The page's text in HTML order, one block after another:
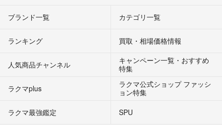
ブランド一覧 カテゴリ一覧
ランキング 買取・相場価格情報
人気商品チャンネル
キャンペーン一覧・おすすめ
特集
ラクマplus
ラクマ公式ショップ ファッシ
ョン特集
ラクマ最強鑑定
SPU